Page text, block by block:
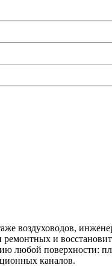
воздуховодов,
и
любой поверхности:
каналов.